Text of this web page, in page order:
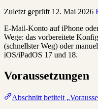
Zuletzt geprüft 12. Mai 2026
E-Mail-Konto auf iPhone
Wege: das vorbereitete
(schnellster Weg) oder
iOS/iPadOS 17 und 18.
Voraussetzungen
Abschnitt betitelt